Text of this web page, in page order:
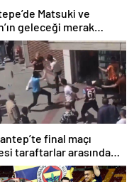
Matsuki ve
geleceği merak
final maçı
taraftarlar arasında
çıktı